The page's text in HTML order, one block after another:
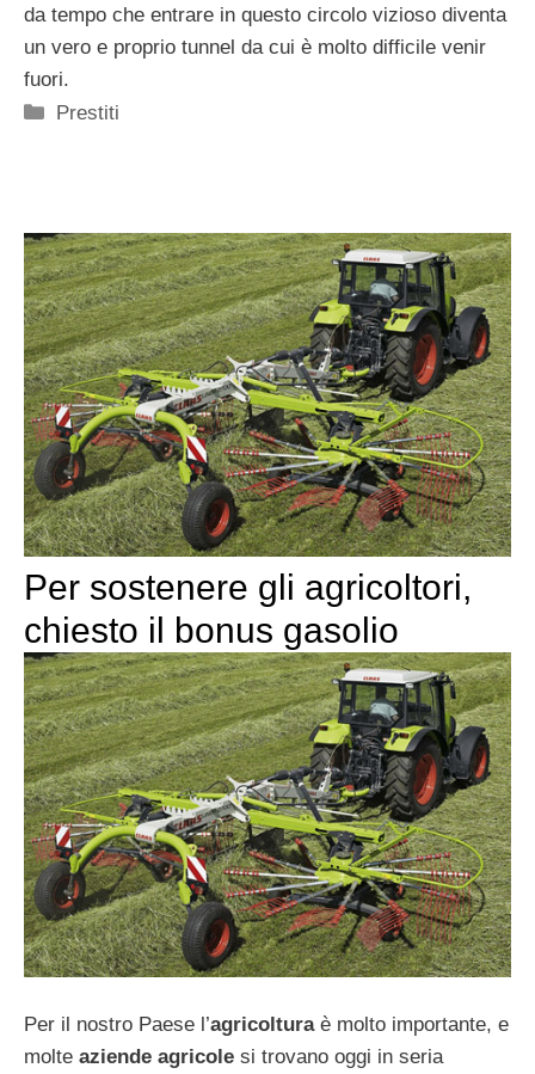
da tempo che entrare in questo circolo vizioso diventa
un vero e proprio tunnel da cui è molto difficile venir
fuori.
Categorie
Prestiti
Per sostenere gli agricoltori,
chiesto il bonus gasolio
Per il nostro Paese l’agricolturaè molto importante, e
molte aziende agricole si trovano oggi in seria